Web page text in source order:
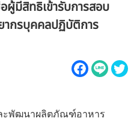
ผู้มีสิทธิเข้ารับการสอบ
กรบุคคลปฏิบัติการ
ะพัฒนาผลิตภัณฑ์อาหาร